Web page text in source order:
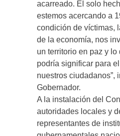
acarreado. El solo
estemos acercando a
condición de víctimas,
de la economía, nos
un territorio en paz y
podría significar para
nuestros ciudadanos”,
Gobernador.
A la instalación del
autoridades locales y
representantes de